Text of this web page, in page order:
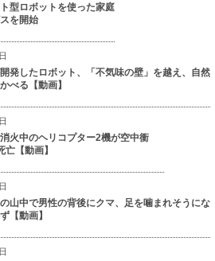
型ロボットを使った家庭
を開始
発したロボット、「不気味の壁」を越え、自然
べる【動画】
火中のヘリコプター2機が空中衝
【動画】
山中で男性の背後にクマ、足を噛まれそうにな
【動画】